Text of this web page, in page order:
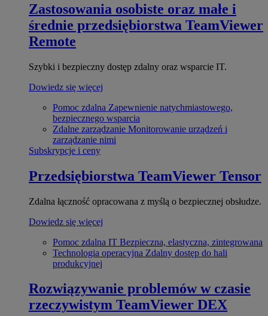
Zastosowania osobiste oraz małe i
średnie przedsiębiorstwa TeamViewer
Remote
Szybki i bezpieczny dostęp zdalny oraz wsparcie IT.
Dowiedz się więcej
Pomoc zdalna Zapewnienie natychmiastowego,
bezpiecznego wsparcia
Zdalne zarządzanie Monitorowanie urządzeń i
zarządzanie nimi
Subskrypcje i ceny
Przedsiębiorstwa TeamViewer Tensor
Zdalna łączność opracowana z myślą o bezpiecznej obsłudze.
Dowiedz się więcej
Pomoc zdalna IT Bezpieczna, elastyczna, zintegrowana
Technologia operacyjna Zdalny dostęp do hali
produkcyjnej
Rozwiązywanie problemów w czasie
rzeczywistym TeamViewer DEX